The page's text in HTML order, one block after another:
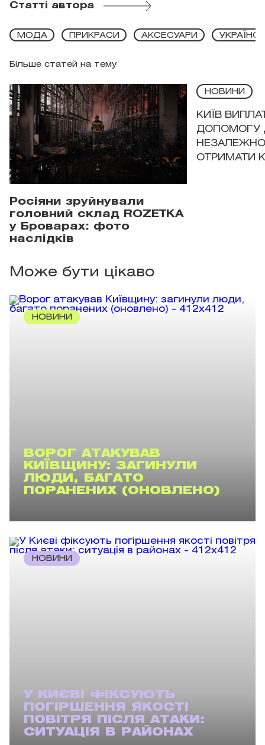
Статті автора
Більше статей на тему
МОДА ПРИКРАСИ АКСЕСУАРИ
Росіяни зруйнували
головний склад ROZETKA
у Броварах: фото
наслідків
НОВИНИ
КИЇВ
ДОПОМОГУ
ОТРИМАТИ
Може бути цікаво
НОВИНИ
ВОРОГ АТАКУВАВ
КИЇВЩИНУ: ЗАГИНУЛИ
ЛЮДИ, БАГАТО
ПОРАНЕНИХ (ОНОВЛЕНО)
НОВИНИ
У КИЄВІ ФІКСУЮТЬ
ПОГІРШЕННЯ ЯКОСТІ
ПОВІТРЯ ПІСЛЯ АТАКИ:
СИТУАЦІЯ В РАЙОНАХ